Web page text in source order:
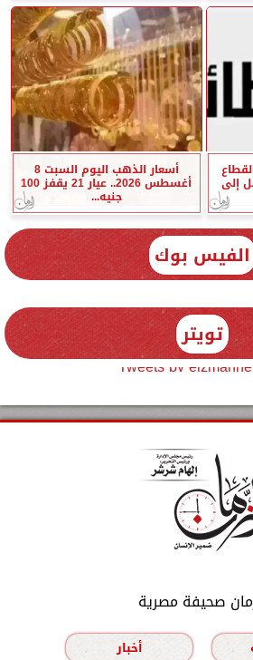
إلى
أسعار الذهب اليوم السبت 8
أغسطس 2026.. عيار 21 يقفز 100
جنيه...
الفيس بوك
تويتر
Tweets by
صحيفة مصرية
أخبار